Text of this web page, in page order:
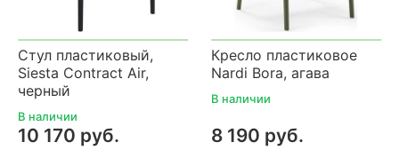
Стул пластиковый,
Siesta Contract Air,
черный
В наличии
10 170 руб.
Кресло пластиковое
Nardi Bora, агава
В наличии
8 190 руб.